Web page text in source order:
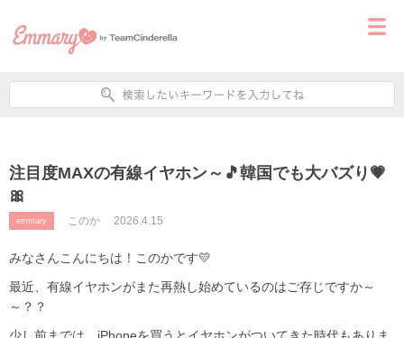
注目度MAXの有線イヤホン～🎵韓国でも大バズり💗
🎀
emmary このか 2026.4.15
みなさんこんにちは！このかです💛
最近、有線イヤホンがまた再熱し始めているのはご存じですか～
～？？